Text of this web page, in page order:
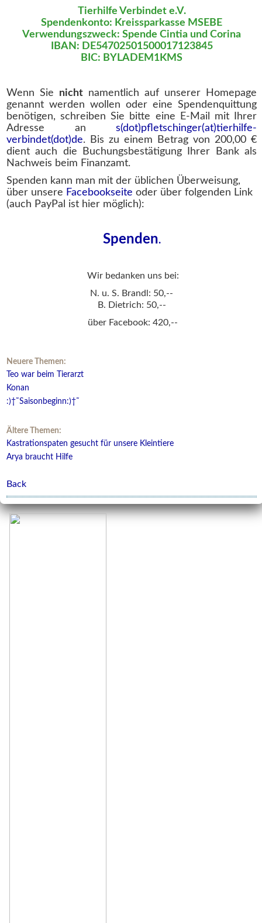
Tierhilfe Verbindet e.V.
Spendenkonto: Kreissparkasse MSEBE
Verwendungszweck: Spende Cintia und Corina
IBAN: DE54702501500017123845
BIC: BYLADEM1KMS
Wenn Sie nicht namentlich auf unserer Homepage
genannt werden wollen oder eine Spendenquittung
benötigen, schreiben Sie bitte eine E-Mail mit Ihrer
Adresse an s(dot)pfletschinger(at)tierhilfe-
verbindet(dot)de. Bis zu einem Betrag von 200,00 €
dient auch die Buchungsbestätigung Ihrer Bank als
Nachweis beim Finanzamt.
Spenden kann man mit der üblichen Überweisung,
über unsere Facebookseite oder über folgenden Link
(auch PayPal ist hier möglich):
Spenden.
Wir bedanken uns bei:
N. u. S. Brandl: 50,--
B. Dietrich: 50,--
über Facebook: 420,--
Neuere Themen:
Teo war beim Tierarzt
Konan
:)†˜Saisonbeginn:)†˜
Ältere Themen:
Kastrationspaten gesucht für unsere Kleintiere
Arya braucht Hilfe
Back